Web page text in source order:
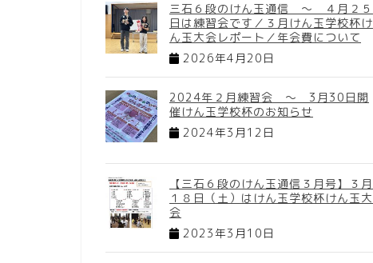
三石６段のけん玉通信 ～ ４月２５
日は練習会です／３月けん玉学校杯け
ん玉大会レポート／年会費について
2026年4月20日
2024年２月練習会 ～ 3月30日開
催けん玉学校杯のお知らせ
2024年3月12日
【三石６段のけん玉通信３月号】３月
１８日（土）はけん玉学校杯けん玉大
会
2023年3月10日